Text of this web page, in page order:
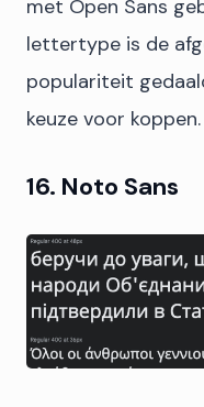
met Open Sans
lettertype is de
populariteit
keuze voor koppen.
16. Noto Sans